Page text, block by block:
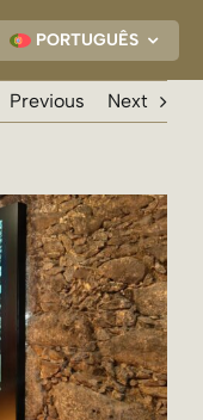
PORTUGUÊS
Previous Next